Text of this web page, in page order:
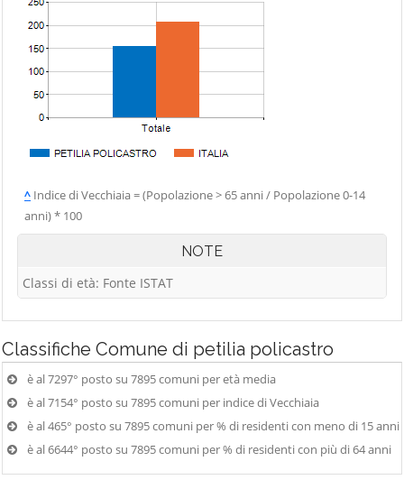
^ Indice di Vecchiaia = (Popolazione > 65 anni / Popolazione 0-14
anni) * 100
NOTE
Classi di età: Fonte ISTAT
Classifiche Comune di petilia policastro
è al 7297° posto su 7895 comuni per età media
è al 7154° posto su 7895 comuni per indice di Vecchiaia
è al 465° posto su 7895 comuni per % di residenti con meno di 15 anni
è al 6644° posto su 7895 comuni per % di residenti con più di 64 anni